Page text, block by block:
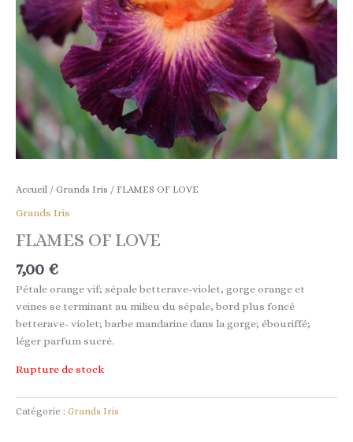
Accueil / Grands Iris / FLAMES OF LOVE
Grands Iris
FLAMES OF LOVE
7,00 €
Pétale orange vif; sépale betterave-violet, gorge orange et
veines se terminant au milieu du sépale, bord plus foncé
betterave- violet; barbe mandarine dans la gorge; ébouriffé;
léger parfum sucré.
Rupture de stock
Catégorie : Grands Iris